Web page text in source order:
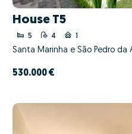
House T5
5 4 1
530.000 €